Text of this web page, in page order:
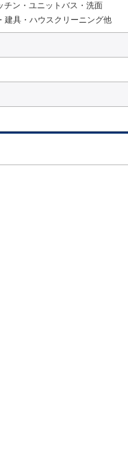
ン・ユニットバス・洗面
建具・ハウスクリーニング他